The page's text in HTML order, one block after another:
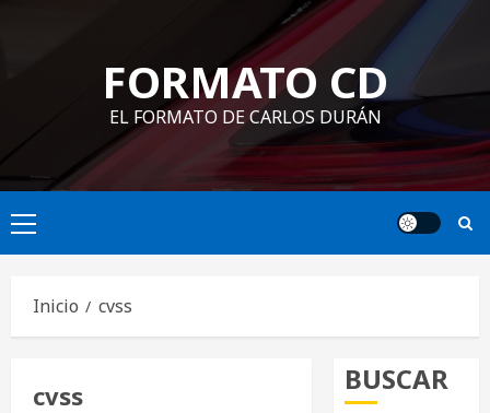
FORMATO CD
EL FORMATO DE CARLOS DURÁN
Menú
principal
Inicio cvss
cvss BUSCAR